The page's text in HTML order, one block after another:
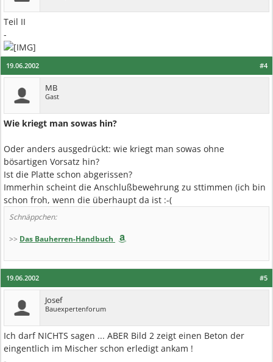
Teil II
-
#4
19.06.2002
MB
Gast
Wie kriegt man sowas hin?
Oder anders ausgedrückt: wie kriegt man sowas ohne
bösartigen Vorsatz hin?
Ist die Platte schon abgerissen?
Immerhin scheint die Anschlußbewehrung zu sttimmen (ich bin
schon froh, wenn die überhaupt da ist :-(
Schnäppchen:
>> Das Bauherren-Handbuch
#5
19.06.2002
Josef
Bauexpertenforum
Ich darf NICHTS sagen ... ABER Bild 2 zeigt einen Beton der
eingentlich im Mischer schon erledigt ankam !